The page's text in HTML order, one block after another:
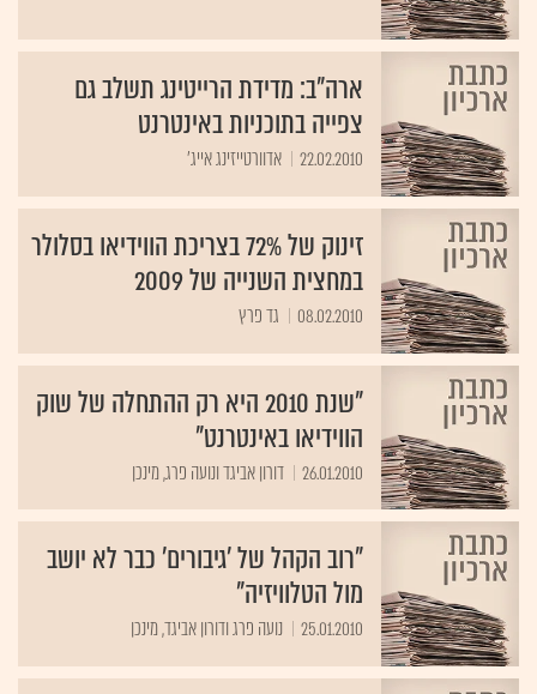
ארה"ב: מדידת הרייטינג תשלב גם
צפייה בתוכניות באינטרנט
22.02.2010 אדוורטייזינג אייג'
זינוק של 72% בצריכת הווידיאו בסלולר
במחצית השנייה של 2009
08.02.2010 גד פרץ
"שנת 2010 היא רק ההתחלה של שוק
הווידיאו באינטרנט"
26.01.2010 דורון אביגד ונועה פרג, מינכן
"רוב הקהל של 'גיבורים' כבר לא יושב
מול הטלוויזיה"
25.01.2010 נועה פרג ודורון אביגד, מינכן